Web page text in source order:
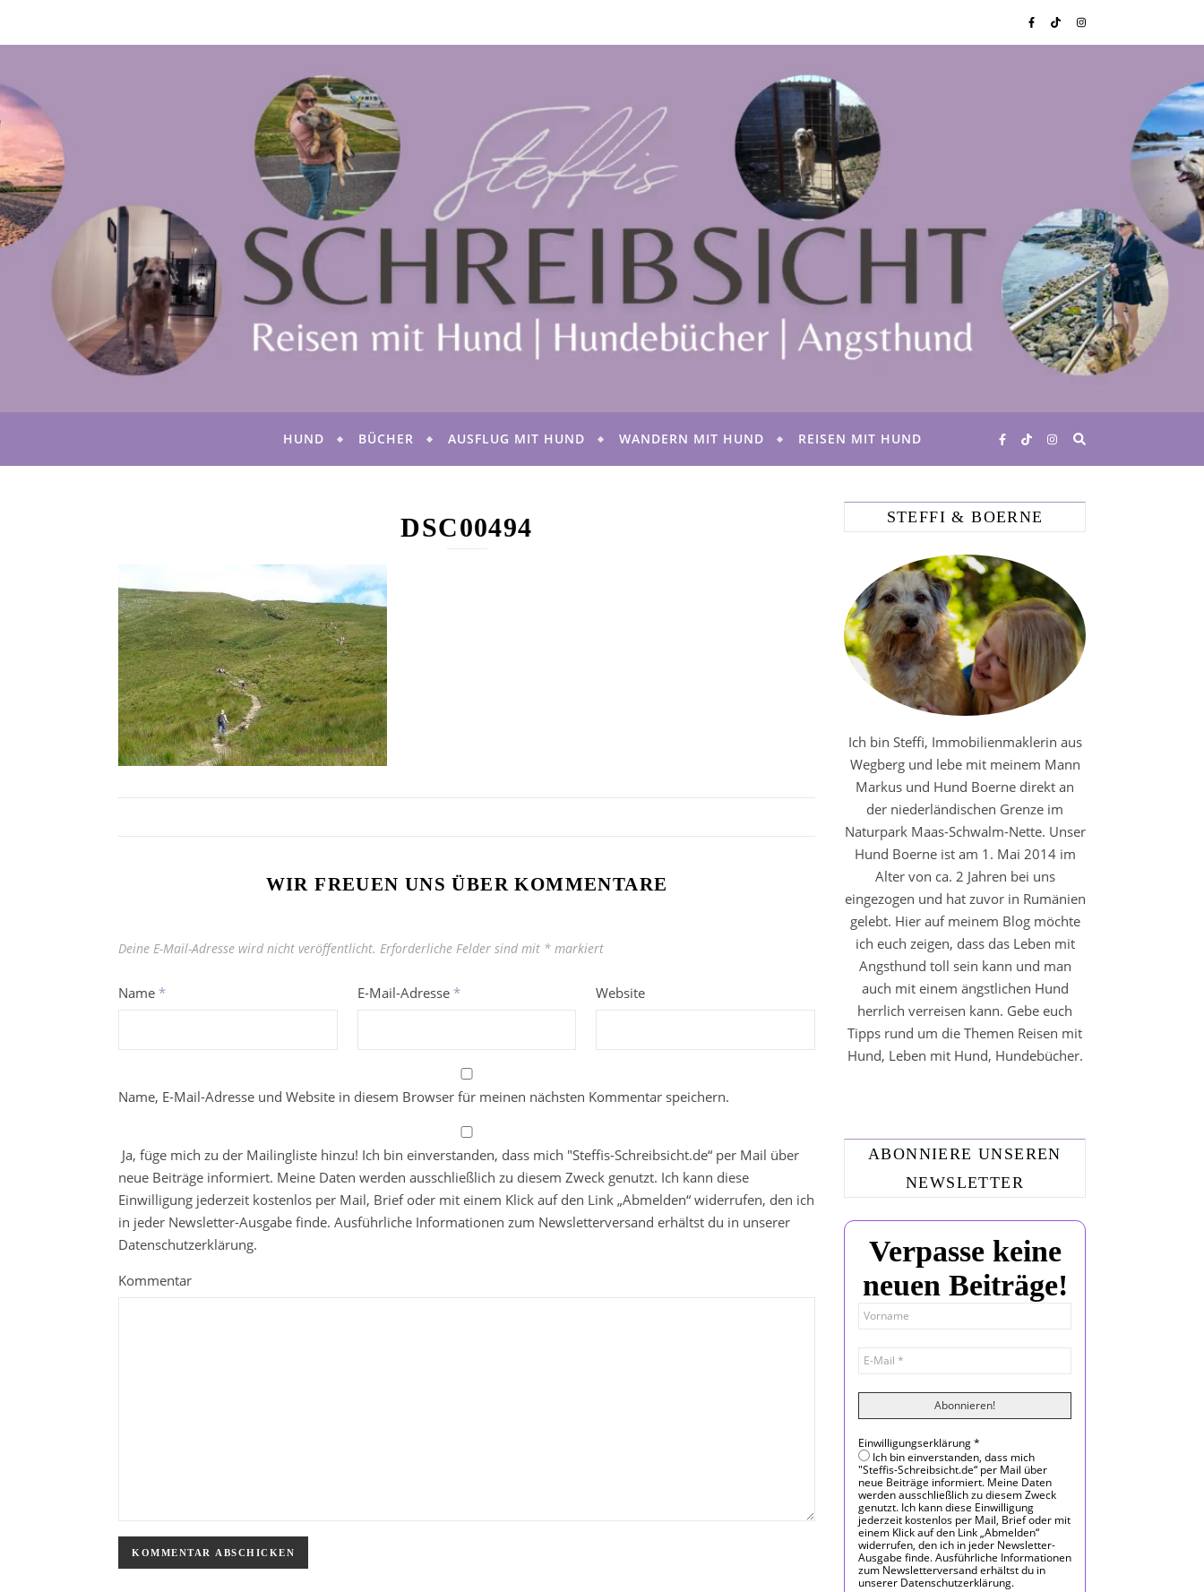
HUND BÜCHER AUSFLUG MIT HUND WANDERN MIT HUND REISEN MIT HUND
DSC00494
WIR FREUEN UNS ÜBER KOMMENTARE
Deine E-Mail-Adresse wird nicht veröffentlicht. Erforderliche Felder sind mit * markiert
Name * E-Mail-Adresse * Website
Name, E-Mail-Adresse und Website in diesem Browser für meinen nächsten Kommentar speichern.
Ja, füge mich zu der Mailingliste hinzu! Ich bin einverstanden, dass mich "Steffis-Schreibsicht.de“ per Mail über
neue Beiträge informiert. Meine Daten werden ausschließlich zu diesem Zweck genutzt. Ich kann diese
Einwilligung jederzeit kostenlos per Mail, Brief oder mit einem Klick auf den Link „Abmelden“ widerrufen, den ich
in jeder Newsletter-Ausgabe finde. Ausführliche Informationen zum Newsletterversand erhältst du in unserer
Datenschutzerklärung.
Kommentar
STEFFI & BOERNE
Ich bin Steffi, Immobilienmaklerin aus
Wegberg und lebe mit meinem Mann
Markus und Hund Boerne direkt an
der niederländischen Grenze im
Naturpark Maas-Schwalm-Nette. Unser
Hund Boerne ist am 1. Mai 2014 im
Alter von ca. 2 Jahren bei uns
eingezogen und hat zuvor in Rumänien
gelebt. Hier auf meinem Blog möchte
ich euch zeigen, dass das Leben mit
Angsthund toll sein kann und man
auch mit einem ängstlichen Hund
herrlich verreisen kann. Gebe euch
Tipps rund um die Themen Reisen mit
Hund, Leben mit Hund, Hundebücher.
ABONNIERE UNSEREN
NEWSLETTER
Verpasse keine
neuen Beiträge!
Einwilligungserklärung*
Ich bin einverstanden, dass mich
"Steffis-Schreibsicht.de“ per Mail über
neue Beiträge informiert. Meine Daten
werden ausschließlich zu diesem Zweck
genutzt. Ich kann diese Einwilligung
jederzeit kostenlos per Mail, Brief oder mit
einem Klick auf den Link „Abmelden“
widerrufen, den ich in jeder Newsletter-
Ausgabe finde. Ausführliche Informationen
zum Newsletterversand erhältst du in
unserer Datenschutzerklärung.